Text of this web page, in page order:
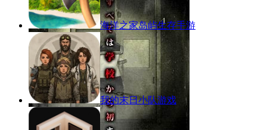
海洋之家岛屿生存手游
我的末日小队游戏